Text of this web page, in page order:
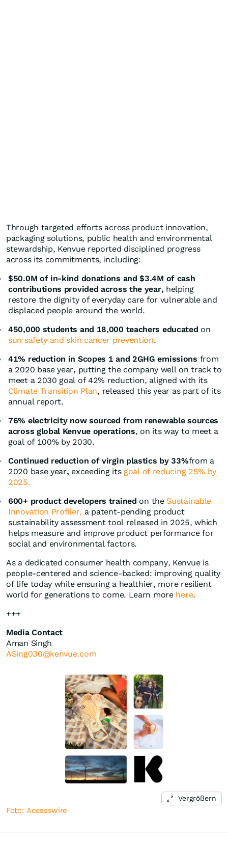
Through targeted efforts across product innovation,
packaging solutions, public health and environmental
stewardship, Kenvue reported disciplined progress
across its commitments, including:
$50.0M of in-kind donations and $3.4M of cash
contributions provided across the year, helping
restore the dignity of everyday care for vulnerable and
displaced people around the world.
450,000 students and 18,000 teachers educated on
sun safety and skin cancer prevention.
41% reduction in Scopes 1 and 2GHG emissions from
a 2020 base year, putting the company well on track to
meet a 2030 goal of 42% reduction, aligned with its
Climate Transition Plan, released this year as part of its
annual report.
76% electricity now sourced from renewable sources
across global Kenvue operations, on its way to meet a
goal of 100% by 2030.
Continued reduction of virgin plastics by 33%from a
2020 base year, exceeding its goal of reducing 25% by
2025.
600+ product developers trained on the Sustainable
Innovation Profiler, a patent-pending product
sustainability assessment tool released in 2025, which
helps measure and improve product performance for
social and environmental factors.
As a dedicated consumer health company, Kenvue is
people-centered and science-backed: improving quality
of life today while ensuring a healthier, more resilient
world for generations to come. Learn more here.
+++
Media Contact
Aman Singh
ASing030@kenvue.com
Vergrößern
Foto: Accesswire